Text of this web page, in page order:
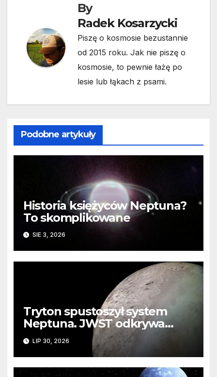
By
Radek Kosarzycki
Piszę o kosmosie bezustannie
od 2015 roku. Jak nie piszę o
kosmosie, to pewnie łażę po
lesie lub łąkach z psami.
Podobne artykuły
Historia księżyców Neptuna?
To skomplikowane
SIE 3, 2026
Tryton spustoszył system
Neptuna. JWST odkrywa
ślady kosmicznej katastrofy i
zaginionego lodu
LIP 30, 2026